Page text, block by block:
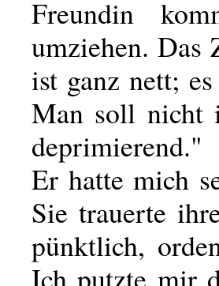
Freundin
umziehen. Das
ist ganz nett;
Man soll nicht
deprimierend."
Er hatte mich
Sie trauerte
pünktlich,